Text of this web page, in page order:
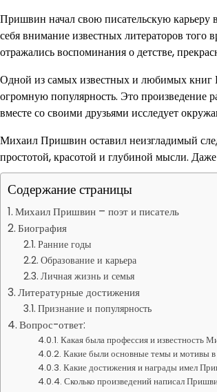
Пришвин начал свою писательскую карьеру
себя внимание известных литераторов
отражались воспоминания о детстве,
Одной из самых известных и любимых книг
огромную популярность. Это произведение
вместе со своими друзьями исследует
Михаил Пришвин оставил неизгладимый
простотой, красотой и глубиной мысли.
Содержание страницы
Михаил Пришвин – поэт и писатель
Биография
Ранние годы
Образование и карьера
Личная жизнь и семья
Литературные достижения
Признание и популярность
Вопрос-ответ:
Какая была профессия и известность
Какие были основные темы и мотивы
Какие достижения и награды имел
Сколько произведений написал